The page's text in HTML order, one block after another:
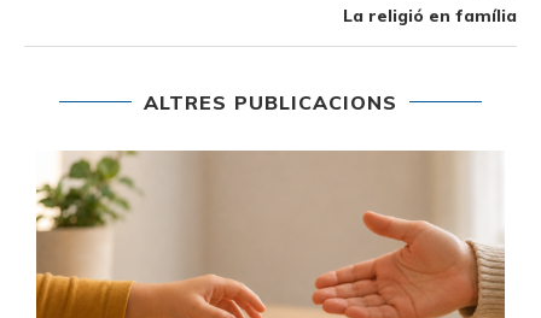
La religió en família
ALTRES PUBLICACIONS